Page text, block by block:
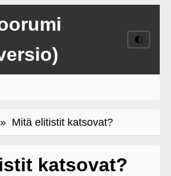
🌓
Mitä elitistit katsovat?
katsovat?